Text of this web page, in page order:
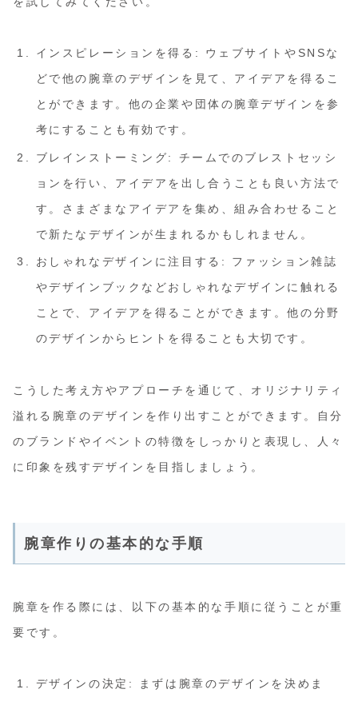
インスピレーションを得る: ウェブサイトやSNSな
どで他の腕章のデザインを見て、アイデアを得るこ
とができます。他の企業や団体の腕章デザインを参
考にすることも有効です。
ブレインストーミング: チームでのブレストセッシ
ョンを行い、アイデアを出し合うことも良い方法で
す。さまざまなアイデアを集め、組み合わせること
で新たなデザインが生まれるかもしれません。
おしゃれなデザインに注目する: ファッション雑誌
やデザインブックなどおしゃれなデザインに触れる
ことで、アイデアを得ることができます。他の分野
のデザインからヒントを得ることも大切です。
こうした考え方やアプローチを通じて、オリジナリティ
溢れる腕章のデザインを作り出すことができます。自分
のブランドやイベントの特徴をしっかりと表現し、人々
に印象を残すデザインを目指しましょう。
腕章作りの基本的な手順
腕章を作る際には、以下の基本的な手順に従うことが重
要です。
デザインの決定: まずは腕章のデザインを決めま